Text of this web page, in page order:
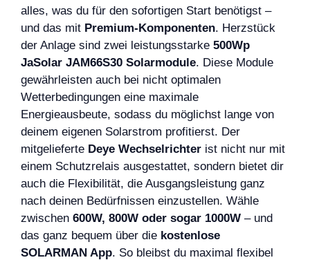
alles, was du für den sofortigen Start benötigst –
und das mit Premium-Komponenten. Herzstück
der Anlage sind zwei leistungsstarke 500Wp
JaSolar JAM66S30 Solarmodule. Diese Module
gewährleisten auch bei nicht optimalen
Wetterbedingungen eine maximale
Energieausbeute, sodass du möglichst lange von
deinem eigenen Solarstrom profitierst. Der
mitgelieferte Deye Wechselrichter ist nicht nur mit
einem Schutzrelais ausgestattet, sondern bietet dir
auch die Flexibilität, die Ausgangsleistung ganz
nach deinen Bedürfnissen einzustellen. Wähle
zwischen 600W, 800W oder sogar 1000W – und
das ganz bequem über die kostenlose
SOLARMAN App. So bleibst du maximal flexibel